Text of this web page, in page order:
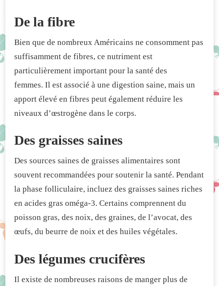
De la fibre
Bien que de nombreux Américains ne consomment pas
suffisamment de fibres, ce nutriment est
particulièrement important pour la santé des
femmes. Il est associé à une digestion saine, mais un
apport élevé en fibres peut également réduire les
niveaux d’œstrogène dans le corps.
Des graisses saines
Des sources saines de graisses alimentaires sont
souvent recommandées pour soutenir la santé. Pendant
la phase folliculaire, incluez des graisses saines riches
en acides gras oméga-3. Certains comprennent du
poisson gras, des noix, des graines, de l’avocat, des
œufs, du beurre de noix et des huiles végétales.
Des légumes crucifères
Il existe de nombreuses raisons de manger plus de